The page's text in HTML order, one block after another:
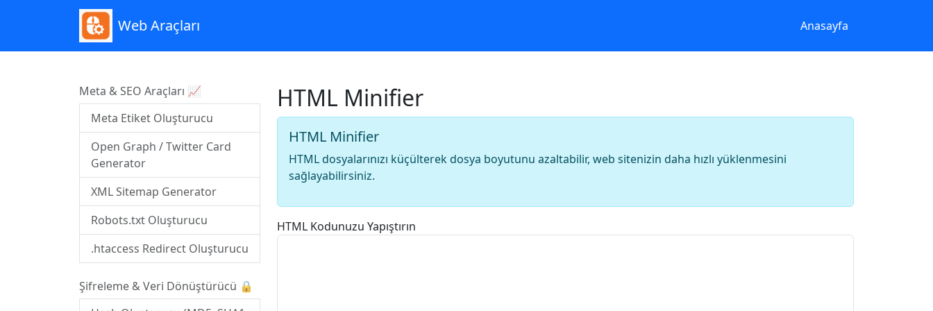
Web Araçları Anasayfa
Meta & SEO Araçları 📈
Meta Etiket Oluşturucu
Open Graph / Twitter Card
Generator
XML Sitemap Generator
Robots.txt Oluşturucu
.htaccess Redirect Oluşturucu
Şifreleme & Veri Dönüştürücü 🔒
HTML Minifier
HTML Minifier
HTML dosyalarınızı küçülterek dosya boyutunu azaltabilir, web sitenizin daha hızlı yüklenmesini
sağlayabilirsiniz.
HTML Kodunuzu Yapıştırın